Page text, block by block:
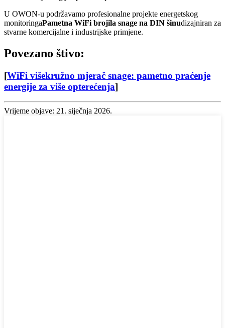
U OWON-u podržavamo profesionalne projekte energetskog
monitoringaPametna WiFi brojila snage na DIN šinudizajniran za
stvarne komercijalne i industrijske primjene.
Povezano štivo:
[WiFi višekružno mjerač snage: pametno praćenje
energije za više opterećenja]
Vrijeme objave: 21. siječnja 2026.